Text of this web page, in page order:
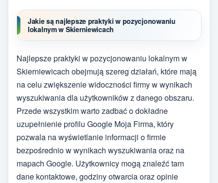
Jakie są najlepsze praktyki w pozycjonowaniu
lokalnym w Skierniewicach
Najlepsze praktyki w pozycjonowaniu lokalnym w
Skierniewicach obejmują szereg działań, które mają
na celu zwiększenie widoczności firmy w wynikach
wyszukiwania dla użytkowników z danego obszaru.
Przede wszystkim warto zadbać o dokładne
uzupełnienie profilu Google Moja Firma, który
pozwala na wyświetlanie informacji o firmie
bezpośrednio w wynikach wyszukiwania oraz na
mapach Google. Użytkownicy mogą znaleźć tam
dane kontaktowe, godziny otwarcia oraz opinie